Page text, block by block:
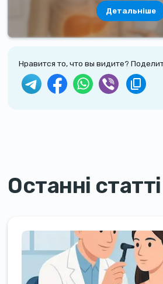
Детальніше
Нравится то, что вы видите?
Останні статті